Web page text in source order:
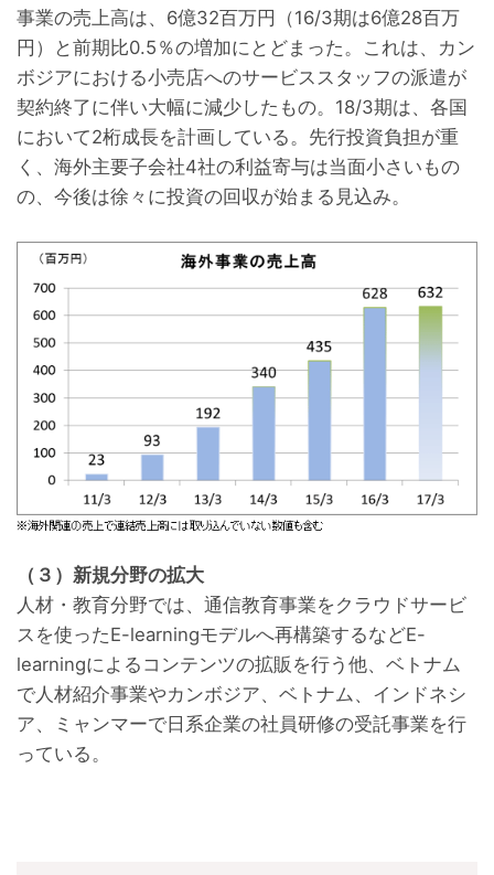
事業の売上高は、6億32百万円（16/3期は6億28百万
円）と前期比0.5％の増加にとどまった。これは、カン
ボジアにおける小売店へのサービススタッフの派遣が
契約終了に伴い大幅に減少したもの。18/3期は、各国
において2桁成長を計画している。先行投資負担が重
く、海外主要子会社4社の利益寄与は当面小さいもの
の、今後は徐々に投資の回収が始まる見込み。
（３）新規分野の拡大
人材・教育分野では、通信教育事業をクラウドサービ
スを使ったE-learningモデルへ再構築するなどE-
learningによるコンテンツの拡販を行う他、ベトナム
で人材紹介事業やカンボジア、ベトナム、インドネシ
ア、ミャンマーで日系企業の社員研修の受託事業を行
っている。